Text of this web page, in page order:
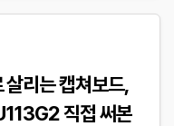
살리는 캡쳐보드,
직접 써본